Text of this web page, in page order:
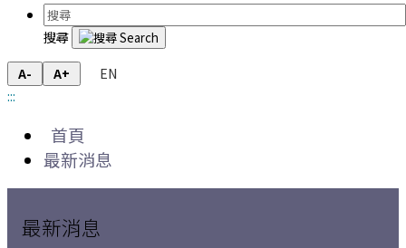
搜尋
A- A+
EN
:::
首頁
最新消息
最新消息